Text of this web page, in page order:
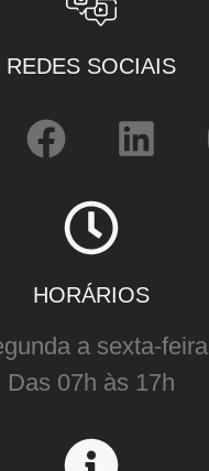
REDES SOCIAIS
HORÁRIOS
a sexta-feira
Das 07h às 17h